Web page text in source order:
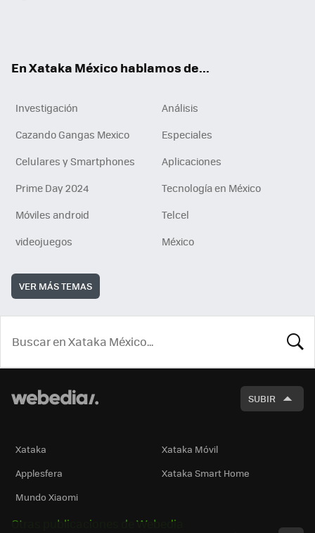
En Xataka México hablamos de...
Investigación
Análisis
Cazando Gangas Mexico
Especiales
Celulares y Smartphones
Aplicaciones
Prime Day 2024
Tecnología en México
Móviles android
Telcel
videojuegos
México
VER MÁS TEMAS
SUBIR
Xataka
Xataka Móvil
Applesfera
Xataka Smart Home
Mundo Xiaomi
Otras publicaciones de Webedia